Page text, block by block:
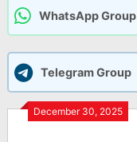
WhatsApp Group
Telegram Group
December 30, 2025